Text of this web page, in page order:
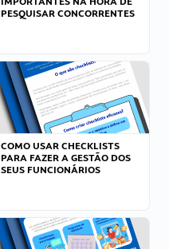
PESQUISAR CONCORRENTES
COMO USAR CHECKLISTS
PARA FAZER A GESTÃO DOS
SEUS FUNCIONÁRIOS